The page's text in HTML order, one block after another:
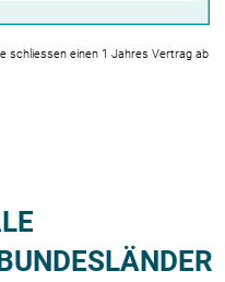
schliessen einen 1 Jahres Vertrag ab